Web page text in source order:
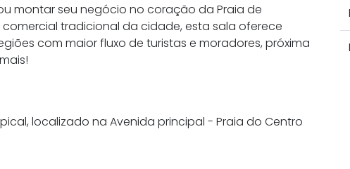
montar seu negócio no coração da Praia de
tradicional da cidade, esta sala oferece
com maior fluxo de turistas e moradores, próxima
localizado na Avenida principal - Praia do Centro